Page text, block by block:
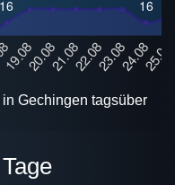
in Gechingen tagsüber
Tage